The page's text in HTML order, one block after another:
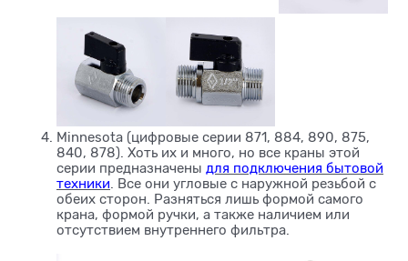
Minnesota (цифровые серии 871, 884, 890, 875,
840, 878). Хоть их и много, но все краны этой
серии предназначены для подключения бытовой
техники . Все они угловые с наружной резьбой с
обеих сторон. Разняться лишь формой самого
крана, формой ручки, а также наличием или
отсутствием внутреннего фильтра.